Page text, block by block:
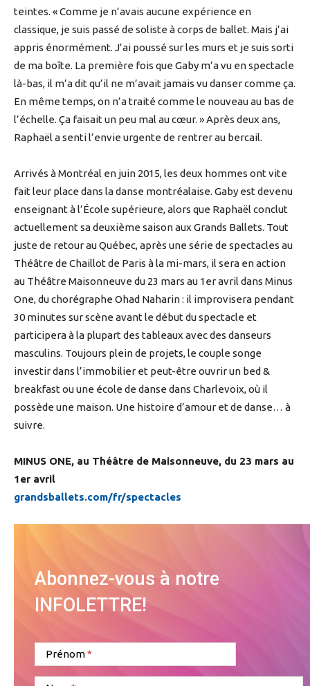
teintes. « Comme je n’avais aucune expérience en
classique, je suis passé de soliste à corps de ballet. Mais j’ai
appris énormément. J’ai poussé sur les murs et je suis sorti
de ma boîte. La première fois que Gaby m’a vu en spectacle
là-bas, il m’a dit qu’il ne m’avait jamais vu danser comme ça.
En même temps, on n’a traité comme le nouveau au bas de
l’échelle. Ça faisait un peu mal au cœur. » Après deux ans,
Raphaël a senti l’envie urgente de rentrer au bercail.
Arrivés à Montréal en juin 2015, les deux hommes ont vite
fait leur place dans la danse montréalaise. Gaby est devenu
enseignant à l’École supérieure, alors que Raphaël conclut
actuellement sa deuxième saison aux Grands Ballets. Tout
juste de retour au Québec, après une série de spectacles au
Théâtre de Chaillot de Paris à la mi-mars, il sera en action
au Théâtre Maisonneuve du 23 mars au 1er avril dans Minus
One, du chorégraphe Ohad Naharin : il improvisera pendant
30 minutes sur scène avant le début du spectacle et
participera à la plupart des tableaux avec des danseurs
masculins. Toujours plein de projets, le couple songe
investir dans l’immobilier et peut-être ouvrir un bed &
breakfast ou une école de danse dans Charlevoix, où il
possède une maison. Une histoire d’amour et de danse… à
suivre.
MINUS ONE, au Théâtre de Maisonneuve, du 23 mars au
1er avril
grandsballets.com/fr/spectacles
Abonnez-vous à notre
INFOLETTRE!
Prénom